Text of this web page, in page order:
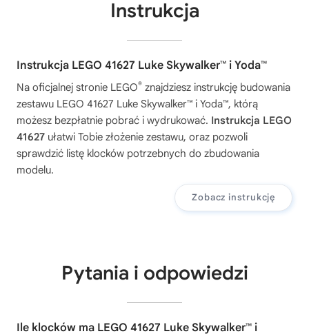
Instrukcja
Instrukcja LEGO 41627 Luke Skywalker™ i Yoda™
Na oficjalnej stronie LEGO® znajdziesz instrukcję budowania
zestawu LEGO 41627 Luke Skywalker™ i Yoda™, którą
możesz bezpłatnie pobrać i wydrukować. Instrukcja LEGO
41627 ułatwi Tobie złożenie zestawu, oraz pozwoli
sprawdzić listę klocków potrzebnych do zbudowania
modelu.
Zobacz instrukcję
Pytania i odpowiedzi
Ile klocków ma LEGO 41627 Luke Skywalker™ i